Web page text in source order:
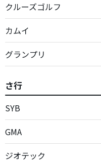
クルーズゴルフ
カムイ
グランプリ
さ行
SYB
GMA
ジオテック